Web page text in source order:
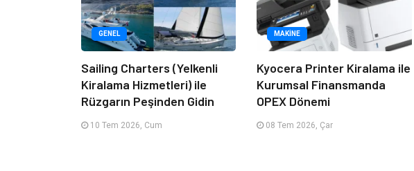
GENEL
Sailing Charters (Yelkenli
Kiralama Hizmetleri) ile
Rüzgarın Peşinden Gidin
10 Tem 2026, Cum
MAKINE
Kyocera Printer Kiralama ile
Kurumsal Finansmanda
OPEX Dönemi
08 Tem 2026, Çar